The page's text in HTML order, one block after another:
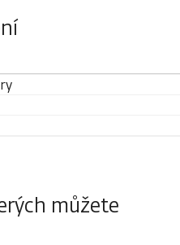
můžete